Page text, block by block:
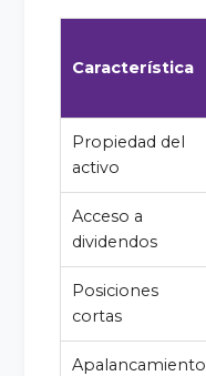
Característica
Propiedad del
activo
Acceso a
dividendos
Posiciones
cortas
Apalancamiento